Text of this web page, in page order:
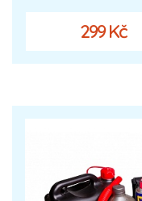
299 Kč